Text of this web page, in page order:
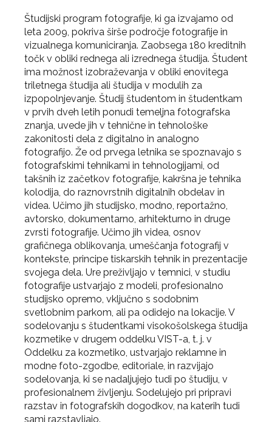
Študijski program fotografije, ki ga izvajamo od
leta 2009, pokriva širše področje fotografije in
vizualnega komuniciranja. Zaobsega 180 kreditnih
točk v obliki rednega ali izrednega študija. Študent
ima možnost izobraževanja v obliki enovitega
triletnega študija ali študija v modulih za
izpopolnjevanje. Študij študentom in študentkam
v prvih dveh letih ponudi temeljna fotografska
znanja, uvede jih v tehnične in tehnološke
zakonitosti dela z digitalno in analogno
fotografijo. Že od prvega letnika se spoznavajo s
fotografskimi tehnikami in tehnologijami, od
takšnih iz začetkov fotografije, kakršna je tehnika
kolodija, do raznovrstnih digitalnih obdelav in
videa. Učimo jih studijsko, modno, reportažno,
avtorsko, dokumentarno, arhitekturno in druge
zvrsti fotografije. Učimo jih videa, osnov
grafičnega oblikovanja, umeščanja fotografij v
kontekste, principe tiskarskih tehnik in prezentacije
svojega dela. Ure preživljajo v temnici, v studiu
fotografije ustvarjajo z modeli, profesionalno
studijsko opremo, vključno s sodobnim
svetlobnim parkom, ali pa odidejo na lokacije. V
sodelovanju s študentkami visokošolskega študija
kozmetike v drugem oddelku VIST-a, t. j. v
Oddelku za kozmetiko, ustvarjajo reklamne in
modne foto-zgodbe, editoriale, in razvijajo
sodelovanja, ki se nadaljujejo tudi po študiju, v
profesionalnem življenju. Sodelujejo pri pripravi
razstav in fotografskih dogodkov, na katerih tudi
sami razstavljajo.